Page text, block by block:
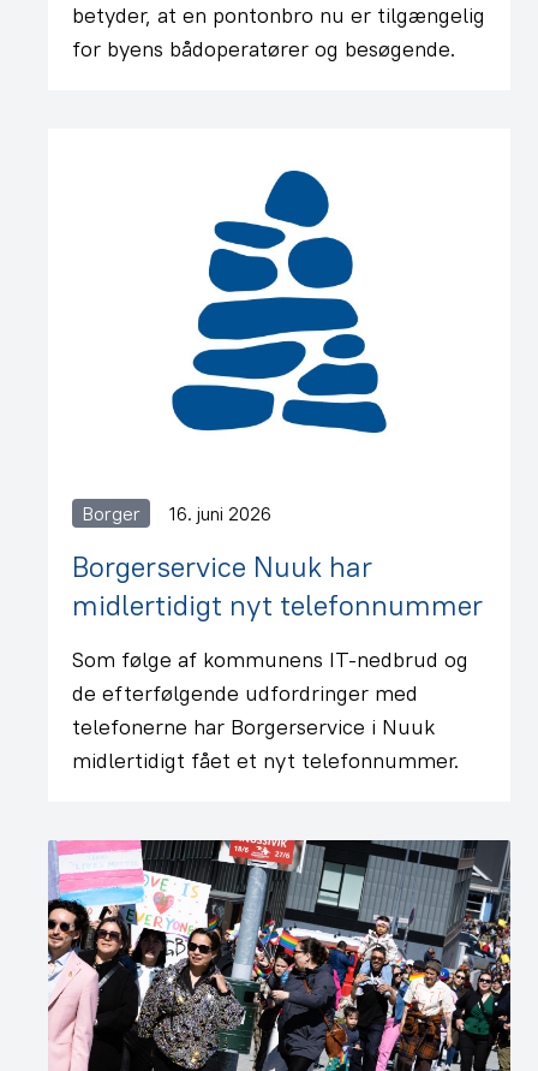
betyder, at en pontonbro nu er tilgængelig
for byens bådoperatører og besøgende.
Borger 16. juni 2026
Borgerservice Nuuk har
midlertidigt nyt telefonnummer
Som følge af kommunens IT-nedbrud og
de efterfølgende udfordringer med
telefonerne har Borgerservice i Nuuk
midlertidigt fået et nyt telefonnummer.